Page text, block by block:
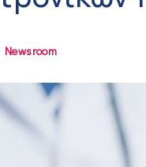
Newsroom